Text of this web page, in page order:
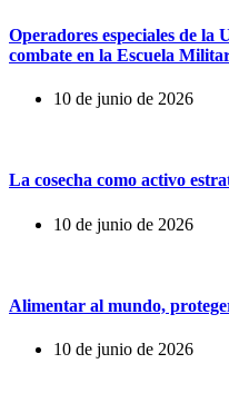
Operadores especiales de la
combate en la Escuela
10 de junio de 2026
La cosecha como activo
10 de junio de 2026
Alimentar al mundo,
10 de junio de 2026